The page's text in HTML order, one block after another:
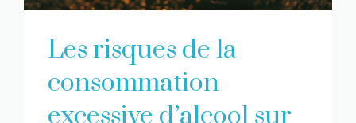
Les risques de la
consommation
excessive d’alcool sur